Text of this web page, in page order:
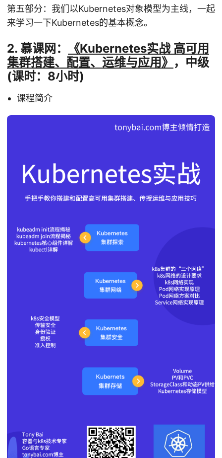
第五部分：我们以Kubernetes对象模型为主线，一起
来学习一下Kubernetes的基本概念。
2. 慕课网：
《Kubernetes实战 高可用
集群搭建、配置、运维与应用》 ，中级
(课时：8小时)
课程简介